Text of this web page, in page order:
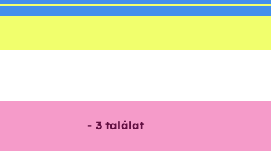
- 3 találat